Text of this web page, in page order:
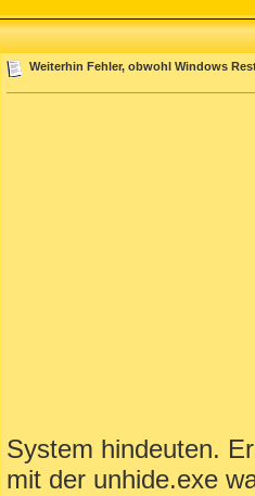
Weiterhin Fehler, obwohl Windows
System hindeuten.
mit der unhide.exe